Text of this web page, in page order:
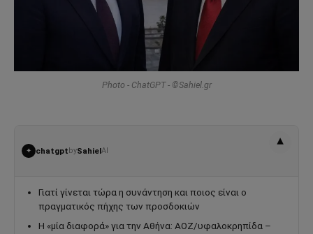
Photo - ChatGPT - ©Sahiel.gr
✦ chatgpt bySahielAI
▾
Γιατί γίνεται τώρα η συνάντηση και ποιος είναι ο
πραγματικός πήχης των προσδοκιών
Η «μία διαφορά» για την Αθήνα: ΑΟΖ/υφαλοκρηπίδα –